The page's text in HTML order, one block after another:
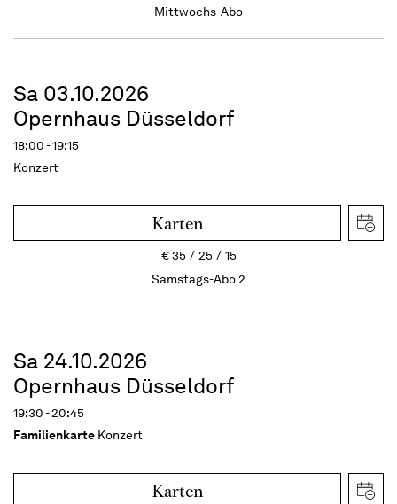
Mittwochs-Abo
Sa 03.10.2026
Opernhaus Düsseldorf
18:00 - 19:15
Konzert
Karten
€35 25
15
Samstags-Abo 2
Sa 24.10.2026
Opernhaus Düsseldorf
19:30 - 20:45
Familienkarte Konzert
Karten